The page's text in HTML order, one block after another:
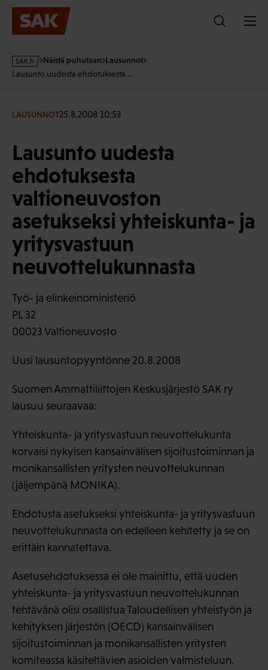
Hyppää
sisältöön
s
a
f
Näistä puhutaan Lausunnot
Lausunto uudesta ehdotuksesta …
LAUSUNNOT25.8.2008 10:53
Lausunto uudesta
ehdotuksesta
valtioneuvoston
asetukseksi yhteiskunta- ja
yritysvastuun
neuvottelukunnasta
Työ- ja elinkeinoministeriö
PL 32
00023 Valtioneuvosto
Uusi lausuntopyyntönne 20.8.2008
Suomen Ammattiliittojen Keskusjärjestö SAK ry
lausuu seuraavaa:
Yhteiskunta- ja yritysvastuun neuvottelukunta
korvaisi nykyisen kansainvälisen sijoitustoiminnan ja
monikansallisten yritysten neuvottelukunnan
(jäljempänä MONIKA).
Ehdotusta asetukseksi yhteiskunta- ja yritysvastuun
neuvottelukunnasta on edelleen kehitetty ja se on
erittäin kannatettava.
Asetusehdotuksessa ei ole mainittu, että uuden
yhteiskunta- ja yritysvastuun neuvottelukunnan
tehtävänä olisi osallistua Taloudellisen yhteistyön ja
kehityksen järjestön (OECD) kansainvälisen
sijoitustoiminnan ja monikansallisten yritysten
komiteassa käsiteltävien asioiden valmisteluun.